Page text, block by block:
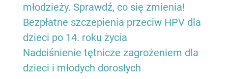
młodzieży. Sprawdź, co się zmienia!
Bezpłatne szczepienia przeciw HPV dla
dzieci po 14. roku życia
Nadciśnienie tętnicze zagrożeniem dla
dzieci i młodych dorosłych